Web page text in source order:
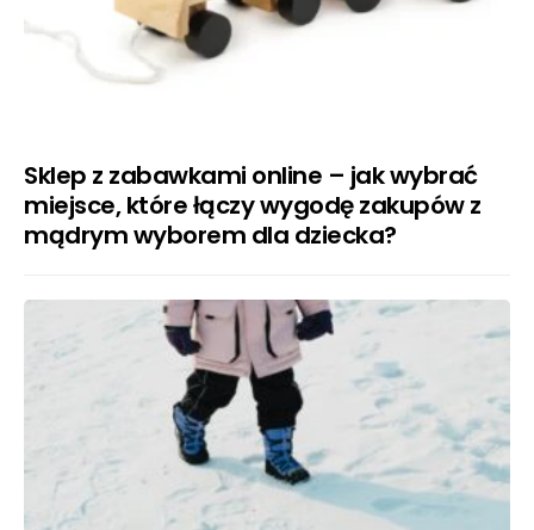
Sklep z zabawkami online – jak wybrać
miejsce, które łączy wygodę zakupów z
mądrym wyborem dla dziecka?